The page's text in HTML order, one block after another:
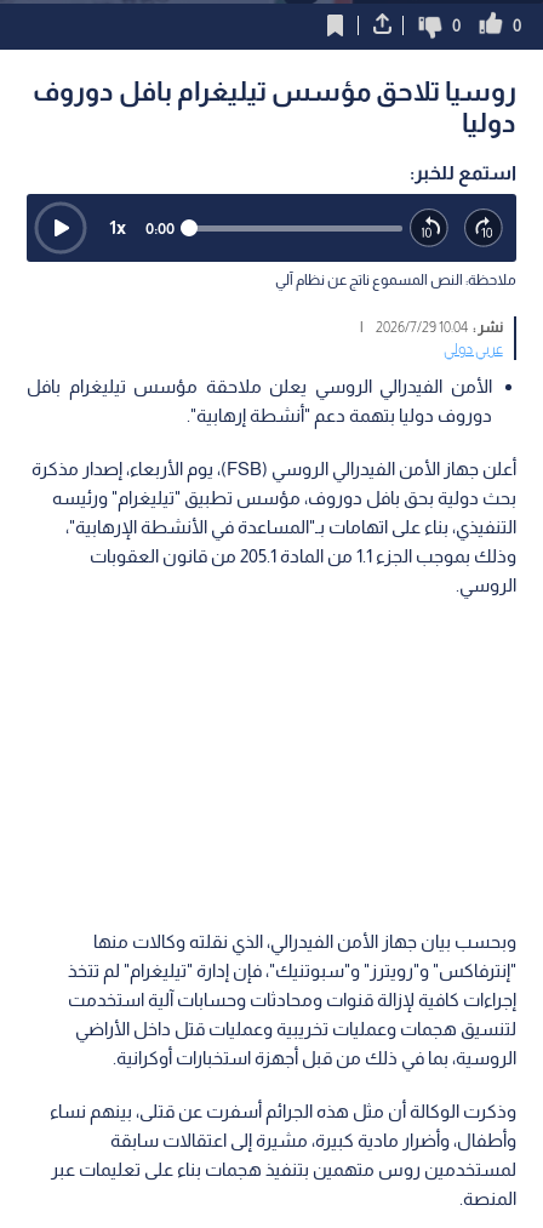
0
0
روسيا تلاحق مؤسس تيليغرام بافل دوروف
دوليا
استمع للخبر:
0:00
1x
ملاحظة: النص المسموع ناتج عن نظام آلي
نشر :10:04 2026/7/29
عربي دولي
الأمن الفيدرالي الروسي يعلن ملاحقة مؤسس تيليغرام بافل
دوروف دوليا بتهمة دعم "أنشطة إرهابية".
أعلن جهاز الأمن الفيدرالي الروسي (FSB)، يوم الأربعاء، إصدار مذكرة
بحث دولية بحق بافل دوروف، مؤسس تطبيق "تيليغرام" ورئيسه
التنفيذي، بناء على اتهامات بـ"المساعدة في الأنشطة الإرهابية"،
وذلك بموجب الجزء 1.1 من المادة 205.1 من قانون العقوبات
الروسي.
وبحسب بيان جهاز الأمن الفيدرالي، الذي نقلته وكالات منها
"إنترفاكس" و"رويترز" و"سبوتنيك"، فإن إدارة "تيليغرام" لم تتخذ
إجراءات كافية لإزالة قنوات ومحادثات وحسابات آلية استخدمت
لتنسيق هجمات وعمليات تخريبية وعمليات قتل داخل الأراضي
الروسية، بما في ذلك من قبل أجهزة استخبارات أوكرانية.
وذكرت الوكالة أن مثل هذه الجرائم أسفرت عن قتلى، بينهم نساء
وأطفال، وأضرار مادية كبيرة، مشيرة إلى اعتقالات سابقة
لمستخدمين روس متهمين بتنفيذ هجمات بناء على تعليمات عبر
المنصة.